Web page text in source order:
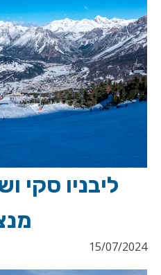
ליבניו סקי
15/07/2024